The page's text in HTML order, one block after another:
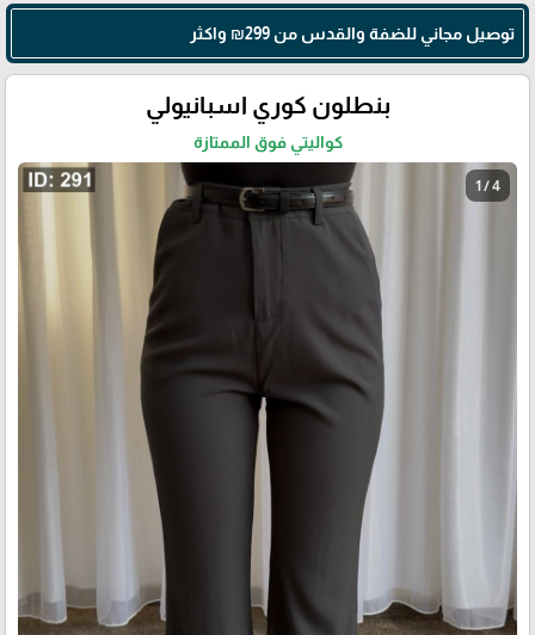
توصيل مجاني للضفة والقدس من 299₪ واكثر
بنطلون كوري اسبانيولي
كواليتي فوق الممتازة
1 / 4